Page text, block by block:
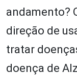
andamento?
direção de
tratar
doença de